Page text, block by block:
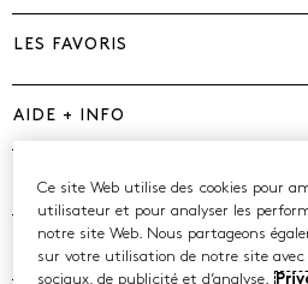
LES FAVORIS
AIDE + INFO
MARQUES
COMPAGNIE
Ce site Web utilise des cookies pour
utilisateur et pour analyser les
notre site Web. Nous partageons
sur votre utilisation de notre site avec
sociaux, de publicité et d’analyse.